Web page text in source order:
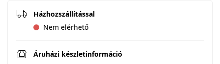
Házhozszállítással
Nem elérhető
Áruházi készletinformáció